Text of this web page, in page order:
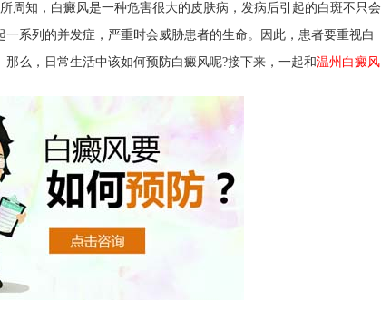
周知，白癜风是一种危害很大的皮肤病，发病后引起的白斑不只会
系列的并发症，严重时会威胁患者的生命。因此，患者要重视白
么，日常生活中该如何预防白癜风呢?接下来，一起和温州白癜风